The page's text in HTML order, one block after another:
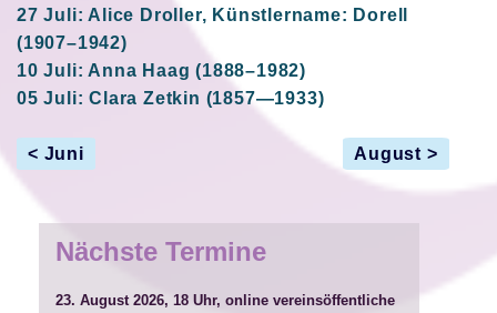
27 Juli: Alice Droller, Künstlername: Dorell
(1907–1942)
10 Juli: Anna Haag (1888–1982)
05 Juli: Clara Zetkin (1857—1933)
< Juni August >
Nächste Termine
23. August 2026, 18 Uhr, online vereinsöffentliche